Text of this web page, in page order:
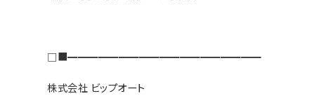
□■━━━━━━━━━━━━━━━━━━━
株式会社 ビップオート